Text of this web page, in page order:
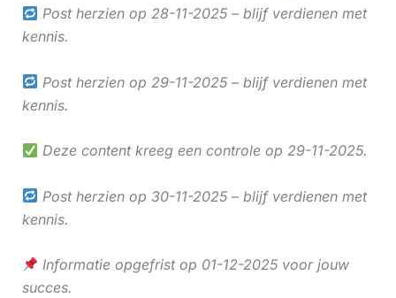
Post herzien op 28-11-2025 – blijf verdienen met
kennis.
Post herzien op 29-11-2025 – blijf verdienen met
kennis.
Deze content kreeg een controle op 29-11-2025.
Post herzien op 30-11-2025 – blijf verdienen met
kennis.
Informatie opgefrist op 01-12-2025 voor jouw
succes.